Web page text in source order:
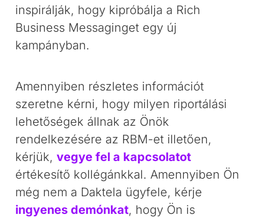
inspirálják, hogy kipróbálja a Rich
Business Messaginget egy új
kampányban.
Amennyiben részletes információt
szeretne kérni, hogy milyen riportálási
lehetőségek állnak az Önök
rendelkezésére az RBM-et illetően,
kérjük,vegye fel a kapcsolatot
értékesítő kollégánkkal. Amennyiben Ön
még nem a Daktela ügyfele, kérje
ingyenes demónkat, hogy Ön is